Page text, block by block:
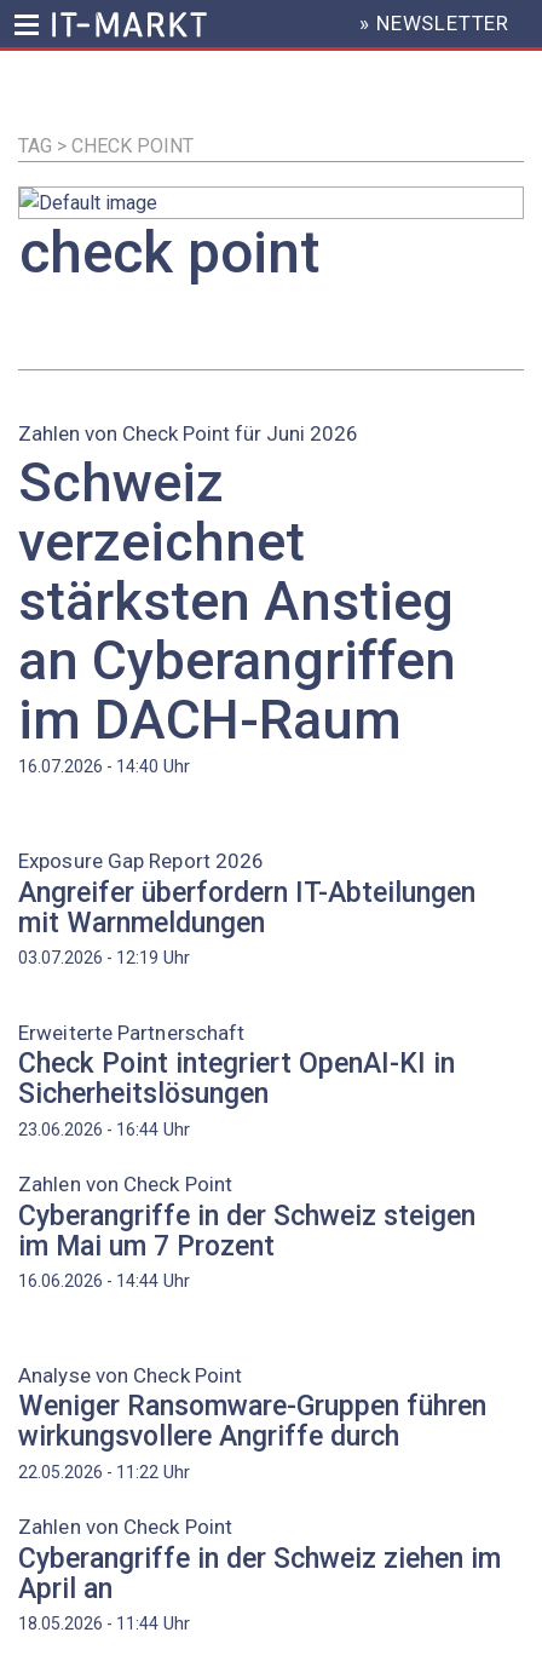
Inhalt
HEADER
MENU
» NEWSLETTER
TAG > CHECK POINT
check point
Zahlen von Check Point für Juni 2026
Schweiz
verzeichnet
stärksten Anstieg
an Cyberangriffen
im DACH-Raum
16.07.2026 - 14:40 Uhr
Exposure Gap Report 2026
Angreifer überfordern IT-Abteilungen
mit Warnmeldungen
03.07.2026 - 12:19 Uhr
Erweiterte Partnerschaft
Check Point integriert OpenAI-KI in
Sicherheitslösungen
23.06.2026 - 16:44 Uhr
Zahlen von Check Point
Cyberangriffe in der Schweiz steigen
im Mai um 7 Prozent
16.06.2026 - 14:44 Uhr
Analyse von Check Point
Weniger Ransomware-Gruppen führen
wirkungsvollere Angriffe durch
22.05.2026 - 11:22 Uhr
Zahlen von Check Point
Cyberangriffe in der Schweiz ziehen im
April an
18.05.2026 - 11:44 Uhr